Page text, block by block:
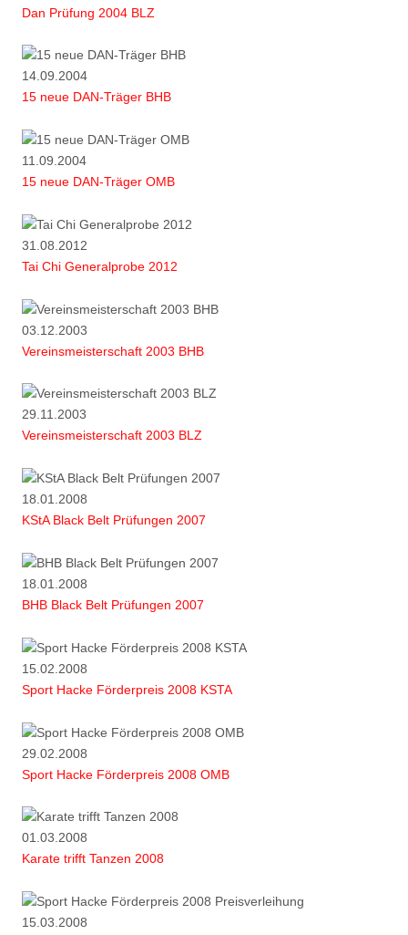
Dan Prüfung 2004 BLZ
14.09.2004
15 neue DAN-Träger BHB
11.09.2004
15 neue DAN-Träger OMB
31.08.2012
Tai Chi Generalprobe 2012
03.12.2003
Vereinsmeisterschaft 2003 BHB
29.11.2003
Vereinsmeisterschaft 2003 BLZ
18.01.2008
KStA Black Belt Prüfungen 2007
18.01.2008
BHB Black Belt Prüfungen 2007
15.02.2008
Sport Hacke Förderpreis 2008 KSTA
29.02.2008
Sport Hacke Förderpreis 2008 OMB
01.03.2008
Karate trifft Tanzen 2008
15.03.2008